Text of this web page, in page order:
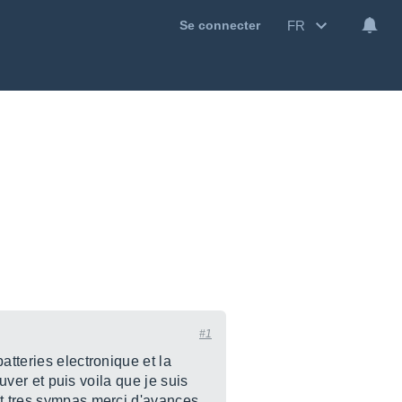
Se connecter FR
#1
electronique et la
et puis voila que je suis